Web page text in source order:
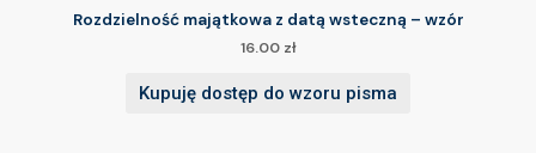
Rozdzielność majątkowa z datą wsteczną – wzór
16.00 zł
Kupuję dostęp do wzoru pisma